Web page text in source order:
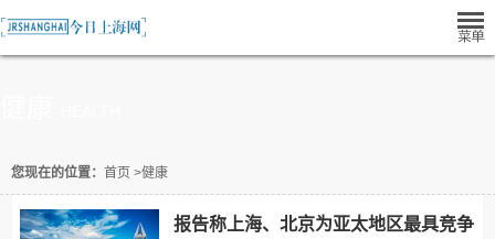
您现在的位置： 首页 >健康
报告称上海、北京为亚太地区最具竞争